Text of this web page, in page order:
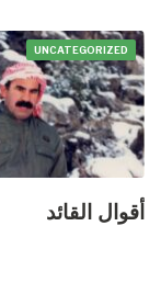
UNCATEGORIZED
أقوال القائد